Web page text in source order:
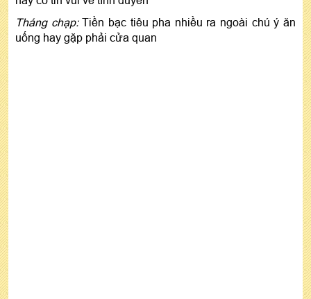
Tháng chạp:Tiền bạc tiêu pha nhiều ra ngoài chú ý ăn
uống hay gặp phải cửa quan